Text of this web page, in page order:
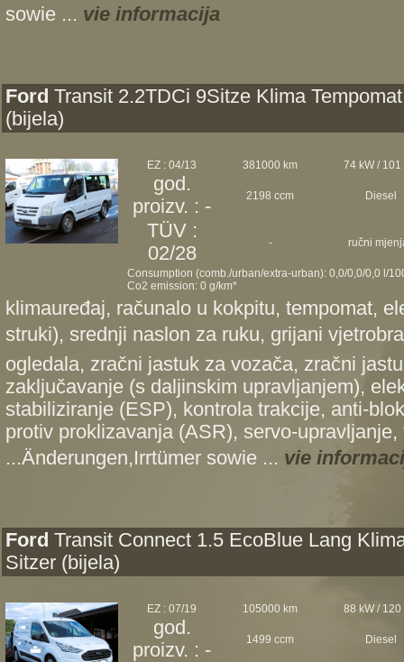
sowie ... vie informacija
Ford Transit 2.2TDCi 9Sitze Klima Tempomat
(bijela)
EZ : 04/13 381000 km 74 kW / 101
god.
proizv. : -
2198 ccm Diesel
TÜV :
02/28
- ručni
Consumption (comb./urban/extra-urban): 0,0/0,0/0,0 l/
Co2 emission: 0 g/km*
klimauređaj, računalo u kokpitu, tempomat,
struki), srednji naslon za ruku, grijani
ogledala, zračni jastuk za vozača, zračni
zaključavanje (s daljinskim upravljanjem),
stabiliziranje (ESP), kontrola trakcije, anti-
protiv proklizavanja (ASR), servo-upravljanje,
...Änderungen,Irrtümer sowie ... vie
Ford Transit Connect 1.5 EcoBlue Lang
Sitzer (bijela)
EZ : 07/19 105000 km 88 kW / 120
god.
proizv. : -
1499 ccm Diesel